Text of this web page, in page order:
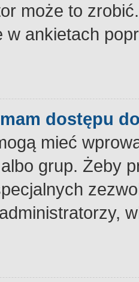
może to
w ankietach
dostępu
mieć
grup. Żeby